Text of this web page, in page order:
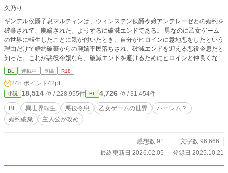
久乃り
ギンデル侯爵子息マルティンは、ウィンステン侯爵令嬢アンテレーゼとの婚約を
破棄されて、廃嫡された。ようするに破滅エンドである。 男なのに乙女ゲーム
の世界に転生したことに気が付いたとき、自分がヒロインに意地悪をしたという
理由だけで婚約破棄からの廃嫡平民落ちされ、破滅エンドを迎える悪役令息だと
知った。これが悪役令嬢なら、破滅エンドを避けるためにヒロインと仲良くなる
か、徹底的にヒロインと関わらないか。本編が始まる前に攻略対象者たちを自分
の懐に入れてしまうかして、破滅エンド回避をしたことだろう。だがしかし、困
ったことにマルティンは学園編にしか出てこない、当て馬役の悪役令息だったの
だ。マルティンがいなくなることでヒロインは自由となり、第2章の社交界編で
攻略対象者たちと出会い新たな恋を産むのである。 破滅エンド回避ができない
と知ったマルティンは、異世界転生と言ったら冒険者でしょ。ということで、侯
爵家の権力を利用して鍛えに鍛えまくり、ついでに侯爵子息として手に入れたお
を脱兎のごとく逃げ出して、下町まで走り抜け、冒険者登録をしたのであった。
ソロの冒険者として活動をするマルティンの前になぜだか現れだした攻略対象者
告白してきた。それどころか、マルティンに近づく女を追い払う。さらには攻略
BL 連載中 長編 R18
24h.ポイント 42pt
小説 18,514 位 / 228,955件 BL 4,726 位 / 31,454件
BL 異世界転生 悪役令息 乙女ゲームの世界
ハーレム？
婚約破棄
主人公が攻め
感想数 91
文字数 96,666
最終更新日 2026.02.05
登録日 2025.10.21